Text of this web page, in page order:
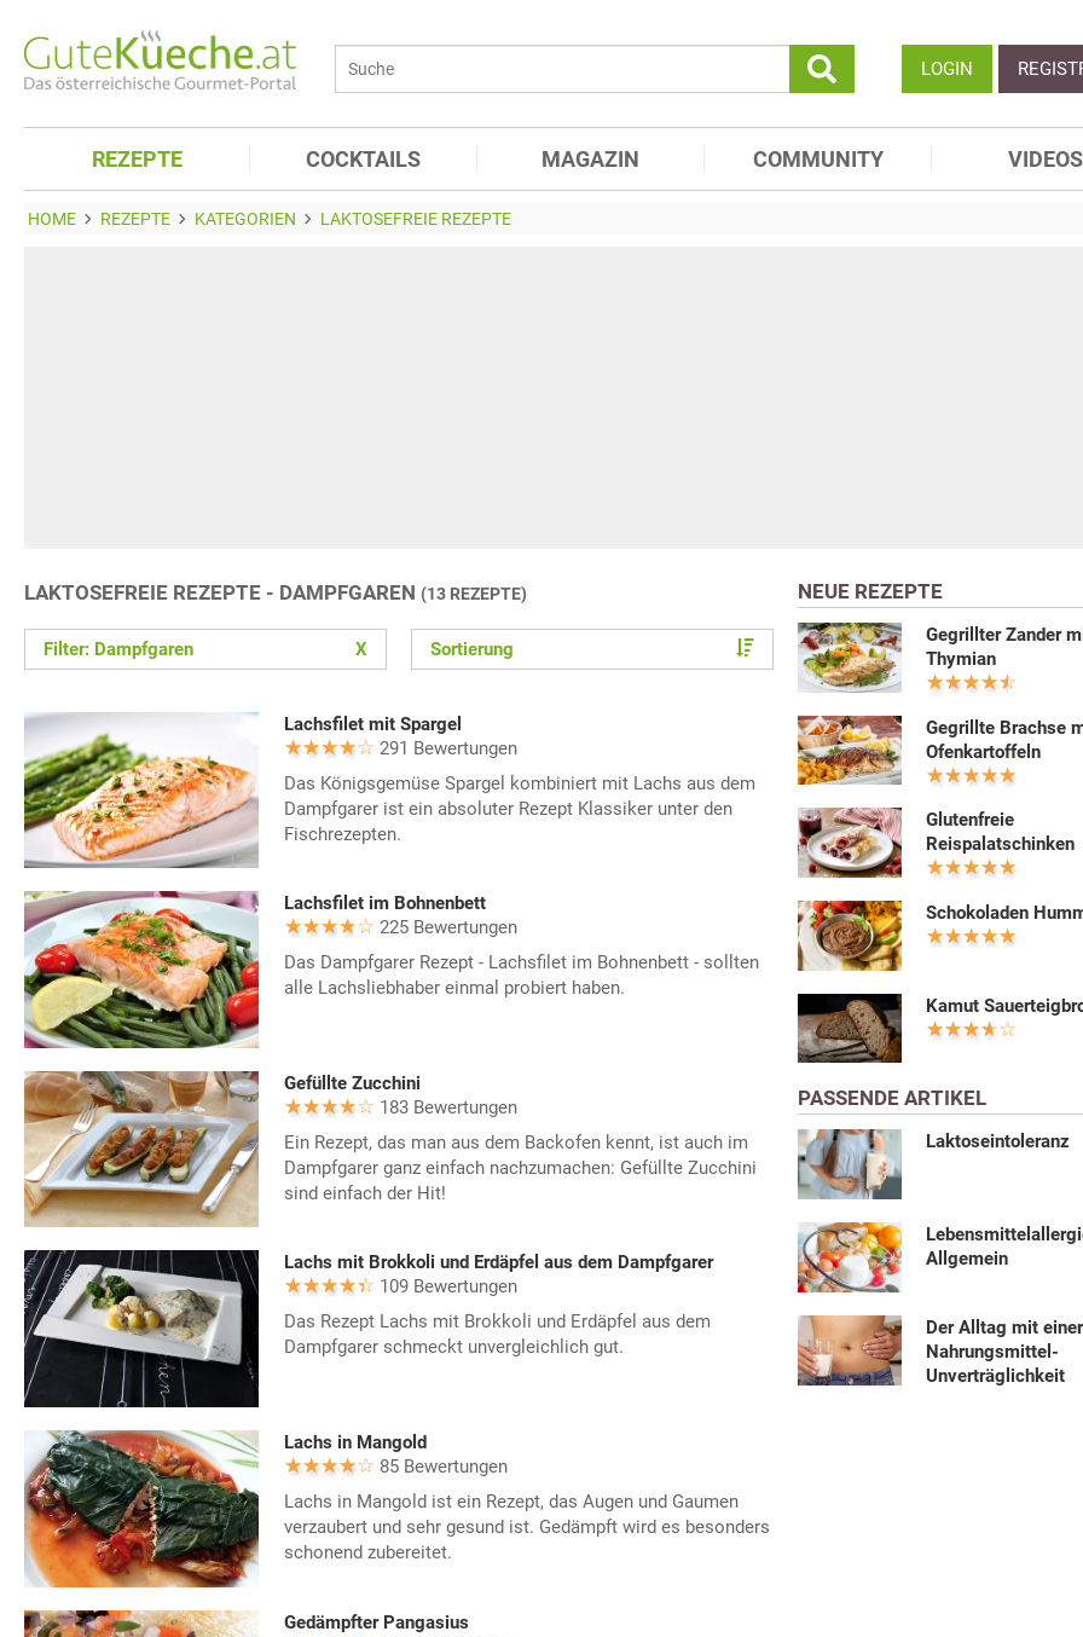
LOGIN
REZEPTE COCKTAILS MAGAZIN COMMUNITY VIDEOS
HOME REZEPTE KATEGORIEN LAKTOSEFREIE REZEPTE
LAKTOSEFREIE REZEPTE - DAMPFGAREN (13 REZEPTE)
Filter: Dampfgaren X Sortierung
Lachsfilet mit Spargel
291 Bewertungen
Das Königsgemüse Spargel kombiniert mit Lachs aus dem
Dampfgarer ist ein absoluter Rezept Klassiker unter den
Fischrezepten.
Lachsfilet im Bohnenbett
225 Bewertungen
Das Dampfgarer Rezept - Lachsfilet im Bohnenbett - sollten
alle Lachsliebhaber einmal probiert haben.
Gefüllte Zucchini
183 Bewertungen
Ein Rezept, das man aus dem Backofen kennt, ist auch im
Dampfgarer ganz einfach nachzumachen: Gefüllte Zucchini
sind einfach der Hit!
Lachs mit Brokkoli und Erdäpfel aus dem Dampfgarer
109 Bewertungen
Das Rezept Lachs mit Brokkoli und Erdäpfel aus dem
Dampfgarer schmeckt unvergleichlich gut.
Lachs in Mangold
85 Bewertungen
Lachs in Mangold ist ein Rezept, das Augen und Gaumen
verzaubert und sehr gesund ist. Gedämpft wird es besonders
schonend zubereitet.
Gedämpfter Pangasius
NEUE REZEPTE
Gegrillter Zander
Thymian
Gegrillte Brachse
Ofenkartoffeln
Glutenfreie
Reispalatschinken
Schokoladen
Kamut
PASSENDE ARTIKEL
Laktoseintoleranz
Allgemein
Der Alltag mit einer
Nahrungsmittel-
Unverträglichkeit